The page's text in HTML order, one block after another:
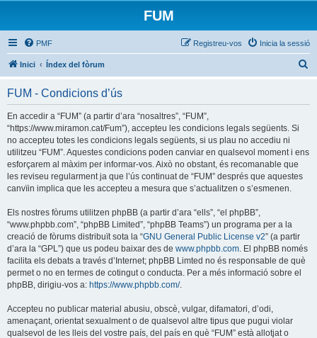
FUM
PMF Inicia la sessió
Registreu-vos
Inici Índex del fòrum
FUM - Condicions d’ús
En accedir a “FUM” (a partir d’ara “nosaltres”, “FUM”,
“https://www.miramon.cat/Fum”), accepteu les condicions legals següents. Si
no accepteu totes les condicions legals següents, si us plau no accediu ni
utilitzeu “FUM”. Aquestes condicions poden canviar en qualsevol moment i ens
esforçarem al màxim per informar-vos. Això no obstant, és recomanable que
les reviseu regularment ja que l’ús continuat de “FUM” després que aquestes
canvïin implica que les accepteu a mesura que s’actualitzen o s’esmenen.
Els nostres fòrums utilitzen phpBB (a partir d’ara “ells”, “el phpBB”,
“www.phpbb.com”, “phpBB Limited”, “phpBB Teams”) un programa per a la
creació de fòrums distribuït sota la “GNU General Public License v2” (a partir
d’ara la “GPL”) que us podeu baixar des de www.phpbb.com. El phpBB només
facilita els debats a través d’Internet; phpBB Limted no és responsable de què
permet o no en termes de cotingut o conducta. Per a més informació sobre el
phpBB, dirigiu-vos a: https://www.phpbb.com/.
Accepteu no publicar material abusiu, obscè, vulgar, difamatori, d’odi,
amenaçant, orientat sexualment o de qualsevol altre tipus que pugui violar
qualsevol de les lleis del vostre país, del país en què “FUM” està allotjat o